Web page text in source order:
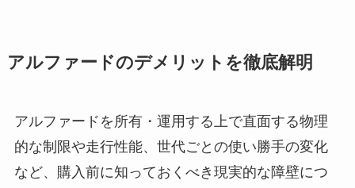
アルファードのデメリットを徹底解明
アルファードを所有・運用する上で直面する物理
的な制限や走行性能、世代ごとの使い勝手の変化
など、購入前に知っておくべき現実的な障壁につ